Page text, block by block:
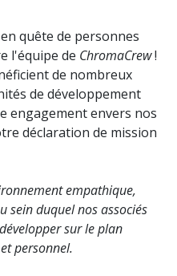
quête de personnes
l'équipe de ChromaCrew!
de nombreux
de développement
engagement envers nos
déclaration de mission
empathique,
sein duquel nos associés
sur le plan
personnel.